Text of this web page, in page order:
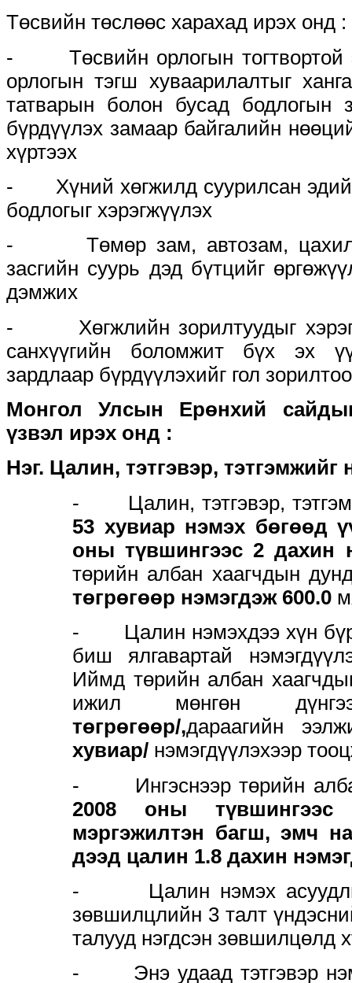
Төсвийн төслөөс харахад ирэх онд :
- Төсвийн орлогын тогтвортой
орлогын тэгш хуваарилалтыг
татварын болон бусад бодлогын
бүрдүүлэх замаар байгалийн
хүртээх
- Хүний хөгжилд суурилсан
бодлогыг хэрэгжүүлэх
- Төмөр зам, автозам,
засгийн суурь дэд бүтцийг
дэмжих
- Хөгжлийн зорилтуудыг
санхүүгийн боломжит бүх эх
зардлаар бүрдүүлэхийг гол
Монгол Улсын Ерөнхий
үзвэл ирэх онд :
Нэг. Цалин, тэтгэвэр, тэтгэмжийг
- Цалин, тэтгэвэр,
53 хувиар нэмэх бөгөөд
оны түвшингээс 2 дахин
төрийн албан хаагчдын
төгрөгөөр нэмэгдэж 600.0
- Цалин нэмэхдээ хүн
биш ялгавартай
Иймд төрийн албан
ижил мөнгөн
төгрөгөөр/,дараагийн
хувиар/ нэмэгдүүлэхээр
- Ингэснээр төрийн
2008 оны
мэргэжилтэн багш, эмч
дээд цалин 1.8 дахин
- Цалин нэмэх
зөвшилцлийн 3 талт
талууд нэгдсэн зөвшилцөлд
- Энэ удаад тэтгэвэр